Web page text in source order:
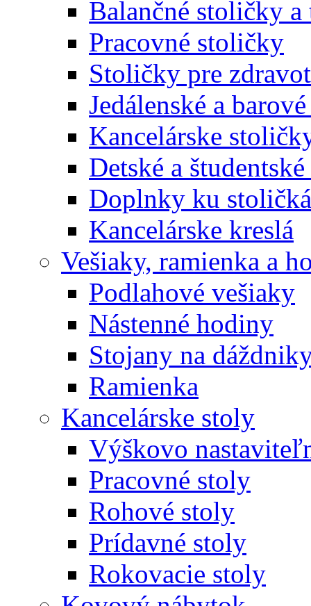
Balančné stoličky a
Pracovné stoličky
Stoličky pre
Jedálenské a
Kancelárske
Detské a
Doplnky ku
Kancelárske kreslá
Vešiaky, ramienka a
Podlahové vešiaky
Nástenné hodiny
Stojany na
Ramienka
Kancelárske stoly
Výškovo
Pracovné stoly
Rohové stoly
Prídavné stoly
Rokovacie stoly